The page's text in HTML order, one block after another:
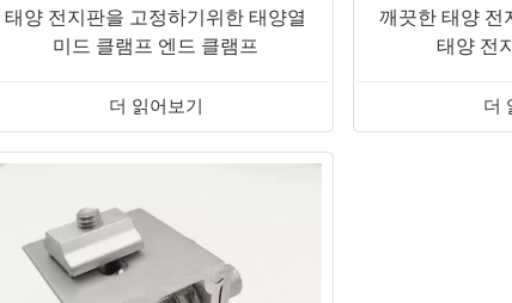
태양 전지판을 고정하기위한 태양열
미드 클램프 엔드 클램프
더 읽어보기
깨끗한 태양 전
태양 전
더